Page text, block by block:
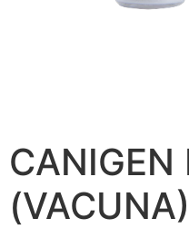
CANIGEN
(VACUNA)